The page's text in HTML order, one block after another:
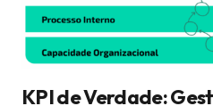
KPI de Verdade: